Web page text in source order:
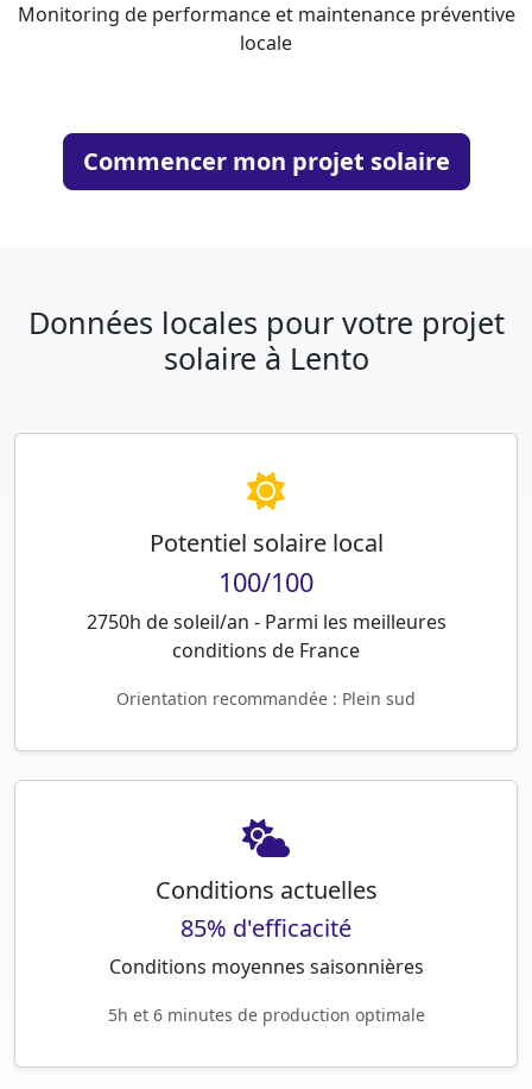
Monitoring de performance et maintenance préventive
locale
Commencer mon projet solaire
Données locales pour votre projet
solaire à Lento
Potentiel solaire local
100/100
2750h de soleil/an - Parmi les meilleures
conditions de France
Orientation recommandée : Plein sud
Conditions actuelles
85% d'efficacité
Conditions moyennes saisonnières
5h et 6 minutes de production optimale